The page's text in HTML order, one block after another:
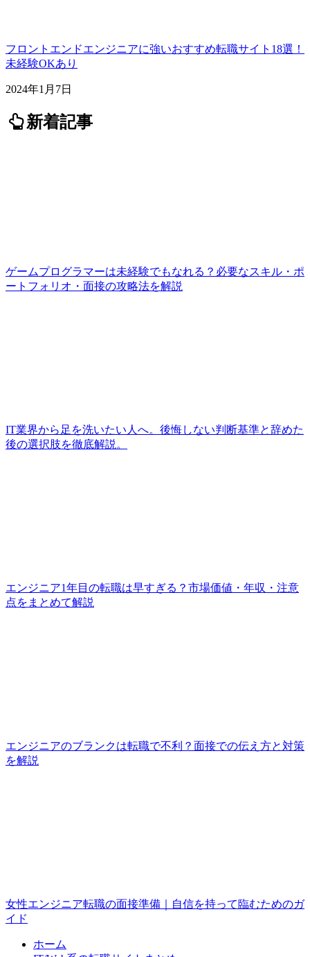
フロントエンドエンジニアに強いおすすめ転職サイト18選！
未経験OKあり
2024年1月7日
新着記事
ゲームプログラマーは未経験でもなれる？必要なスキル・ポ
ートフォリオ・面接の攻略法を解説
IT業界から足を洗いたい人へ。後悔しない判断基準と辞めた
後の選択肢を徹底解説。
エンジニア1年目の転職は早すぎる？市場価値・年収・注意
点をまとめて解説
エンジニアのブランクは転職で不利？面接での伝え方と対策
を解説
女性エンジニア転職の面接準備｜自信を持って臨むためのガ
イド
ホーム